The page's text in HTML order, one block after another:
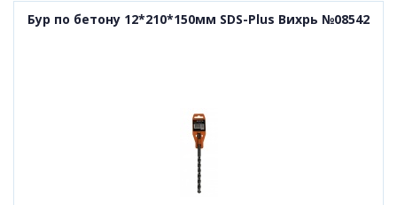
Бур по бетону 12*210*150мм SDS-Plus Вихрь №08542